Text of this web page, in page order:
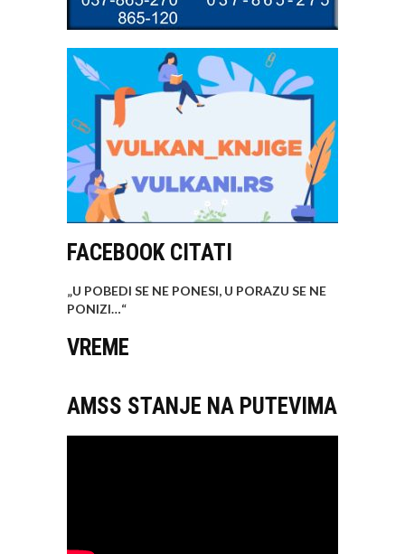
FACEBOOK CITATI
„U POBEDI SE NE PONESI, U PORAZU SE NE
PONIZI…“
VREME
AMSS STANJE NA PUTEVIMA